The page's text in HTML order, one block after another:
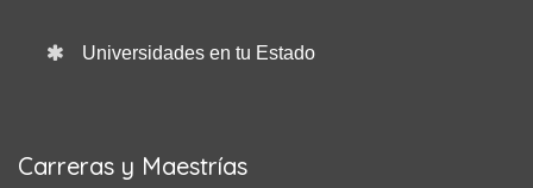
Universidades en tu Estado
Carreras y Maestrías